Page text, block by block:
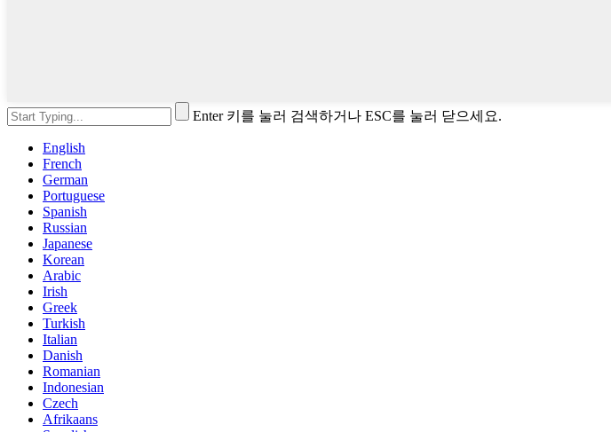
Enter 키를 눌러 검색하거나 ESC를 눌러 닫으세요.
English
French
German
Portuguese
Spanish
Russian
Japanese
Korean
Arabic
Irish
Greek
Turkish
Italian
Danish
Romanian
Indonesian
Czech
Afrikaans